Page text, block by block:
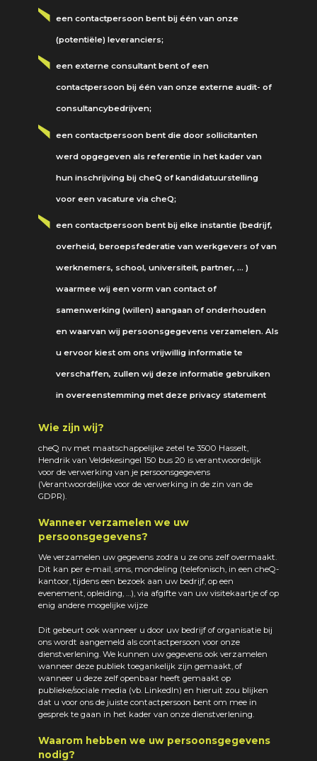
een contactpersoon bent bij één van onze
(potentiële) leveranciers;
een externe consultant bent of een
contactpersoon bij één van onze externe audit- of
consultancybedrijven;
een contactpersoon bent die door sollicitanten
werd opgegeven als referentie in het kader van
hun inschrijving bij cheQ of kandidatuurstelling
voor een vacature via cheQ;
een contactpersoon bent bij elke instantie (bedrijf,
overheid, beroepsfederatie van werkgevers of van
werknemers, school, universiteit, partner, … )
waarmee wij een vorm van contact of
samenwerking (willen) aangaan of onderhouden
en waarvan wij persoonsgegevens verzamelen. Als
u ervoor kiest om ons vrijwillig informatie te
verschaffen, zullen wij deze informatie gebruiken
in overeenstemming met deze privacy statement
Wie zijn wij?
cheQ nv met maatschappelijke zetel te 3500 Hasselt,
Hendrik van Veldekesingel 150 bus 20 is verantwoordelijk
voor de verwerking van je persoonsgegevens
(Verantwoordelijke voor de verwerking in de zin van de
GDPR).
Wanneer verzamelen we uw
persoonsgegevens?
We verzamelen uw gegevens zodra u ze ons zelf overmaakt.
Dit kan per e-mail, sms, mondeling (telefonisch, in een cheQ-
kantoor, tijdens een bezoek aan uw bedrijf, op een
evenement, opleiding, …), via afgifte van uw visitekaartje of op
enig andere mogelijke wijze
Dit gebeurt ook wanneer u door uw bedrijf of organisatie bij
ons wordt aangemeld als contactpersoon voor onze
dienstverlening. We kunnen uw gegevens ook verzamelen
wanneer deze publiek toegankelijk zijn gemaakt, of
wanneer u deze zelf openbaar heeft gemaakt op
publieke/sociale media (vb. LinkedIn) en hieruit zou blijken
dat u voor ons de juiste contactpersoon bent om mee in
gesprek te gaan in het kader van onze dienstverlening.
Waarom hebben we uw persoonsgegevens
nodig?